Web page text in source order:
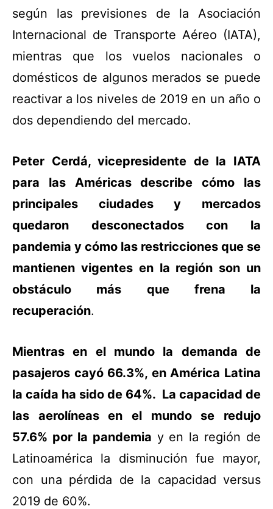
según las previsiones de la Asociación
Internacional de Transporte Aéreo (IATA),
mientras que los vuelos nacionales o
domésticos de algunos merados se puede
reactivar a los niveles de 2019 en un año o
dos dependiendo del mercado.
Peter Cerdá, vicepresidente de la IATA
para las Américas describe cómo las
principales ciudades y mercados
quedaron desconectados con la
pandemia y cómo las restricciones que se
mantienen vigentes en la región son un
obstáculo más que frena la
recuperación.
Mientras en el mundo la demanda de
pasajeros cayó 66.3%, en América Latina
la caída ha sido de 64%. La capacidad de
las aerolíneas en el mundo se redujo
57.6% por la pandemia y en la región de
Latinoamérica la disminución fue mayor,
con una pérdida de la capacidad versus
2019 de 60%.